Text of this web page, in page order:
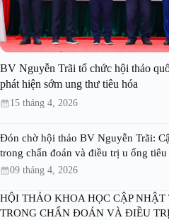
BV Nguyễn Trãi tổ chức hội thảo
phát hiện sớm ung thư tiêu hóa
15 tháng 4, 2026
Đón chờ hội thảo BV Nguyễn Trãi:
trong chẩn đoán và điều trị u ống tiêu
09 tháng 4, 2026
HỘI THẢO KHOA HỌC CẬP NHẬT
TRONG CHẨN ĐOÁN VÀ ĐIỀU